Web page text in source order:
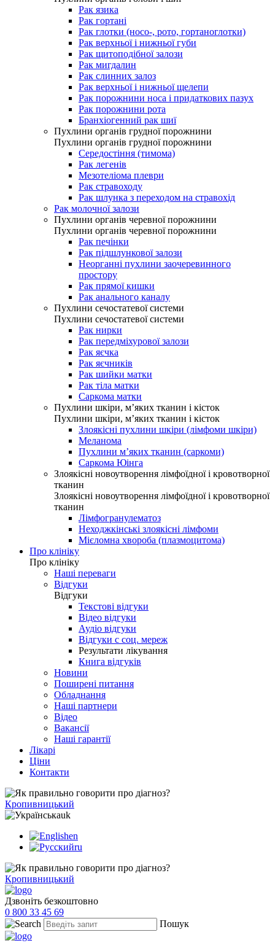
Рак язика
Рак гортані
Рак глотки (носо-, рото, гортаноглотки)
Рак верхньої і нижньої губи
Рак щитоподібної залози
Рак мигдалин
Рак слинних залоз
Рак верхньої і нижньої щелепи
Рак порожнини носа і придаткових пазух
Рак порожнини рота
Бранхіогенний рак шиї
Пухлини органів грудної порожнини
Пухлини органів грудної порожнини
Середостіння (тимома)
Рак легенів
Мезотеліома плеври
Рак стравоходу
Рак шлунка з переходом на стравохід
Рак молочної залози
Пухлини органів черевної порожнини
Пухлини органів черевної порожнини
Рак печінки
Рак підшлункової залози
Неорганні пухлини заочеревинного
простору
Рак прямої кишки
Рак анального каналу
Пухлини сечостатевої системи
Пухлини сечостатевої системи
Рак нирки
Рак передміхурової залози
Рак яєчка
Рак яєчників
Рак шийки матки
Рак тіла матки
Саркома матки
Пухлини шкіри, м’яких тканин і кісток
Пухлини шкіри, м’яких тканин і кісток
Злоякісні пухлини шкіри (лімфоми шкіри)
Меланома
Пухлини м’яких тканин (саркоми)
Саркома Юінга
Злоякісні новоутворення лімфоїдної і кровотворної
тканин
Злоякісні новоутворення лімфоїдної і кровотворної
тканин
Лімфогранулематоз
Неходжкінські злоякісні лімфоми
Мієломна хвороба (плазмоцитома)
Про клініку
Про клініку
Наші переваги
Відгуки
Відгуки
Текстові відгуки
Відео відгуки
Аудіо відгуки
Відгуки с соц. мереж
Результати лікування
Книга відгуків
Новини
Поширені питання
Обладнання
Наші партнери
Відео
Вакансії
Наші гарантії
Лікарі
Ціни
Контакти
Кропивницький
uk
en
ru
Кропивницький
Дзвоніть безкоштовно
0 800 33 45 69
Пошук